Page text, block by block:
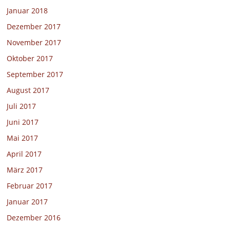
Januar 2018
Dezember 2017
November 2017
Oktober 2017
September 2017
August 2017
Juli 2017
Juni 2017
Mai 2017
April 2017
März 2017
Februar 2017
Januar 2017
Dezember 2016